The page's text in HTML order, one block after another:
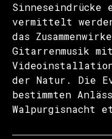
vermittelt
das
Gitarrenmusik
der Natur. Die
bestimmten
Walpurgisnacht